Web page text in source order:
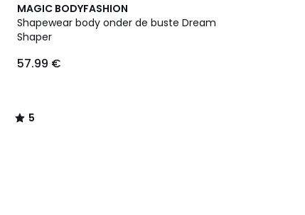
MAGIC BODYFASHION
Shapewear body onder de buste Dream
Shaper
57.99 €
5
/
5
5
/